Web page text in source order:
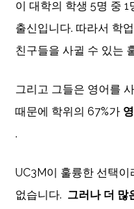
이 대학의 학생 5명 중
출신입니다. 따라서 학
친구들을 사귈 수 있는
그리고 그들은 영어를
때문에 학위의 67%가
.
UC3M이 훌륭한 선택
없습니다. 그러나 더 많